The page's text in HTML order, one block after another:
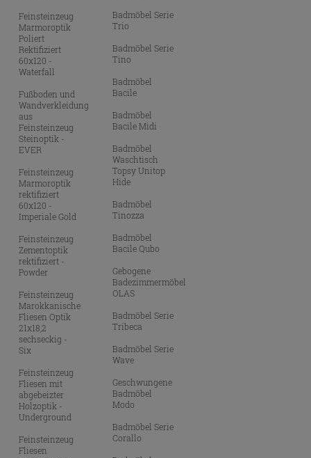
Feinsteinzeug
Marmoroptik
Poliert
Rektifiziert
60x120 -
Waterfall
Fußboden und
Wandverkleidung
aus
Feinsteinzeug
Steinoptik -
EVER
Feinsteinzeug
Marmoroptik
rektifiziert
60x120 -
Imperiale Gold
Feinsteinzeug
Zementoptik
rektifiziert -
Powder
Feinsteinzeug
Marokkanische
Fliesen Optik
21x18,2
sechseckig -
Six
Feinsteinzeug
Fliesen mit
abgebeizter
Holzoptik -
Underground
Feinsteinzeug
Fliesen
Badmöbel Serie
Trio
Badmöbel Serie
Tino
Badmöbel
Bacile
Badmöbel
Bacile Midi
Badmöbel
Waschtisch
Topsy Unitop
Hide
Badmöbel
Tinozza
Badmöbel
Bacile Qubo
Gebogene
Badezimmermöbel
OLAS
Badmöbel Serie
Tribeca
Badmöbel Serie
Wave
Geschwungene
Badmöbel
Modo
Badmöbel Serie
Corallo